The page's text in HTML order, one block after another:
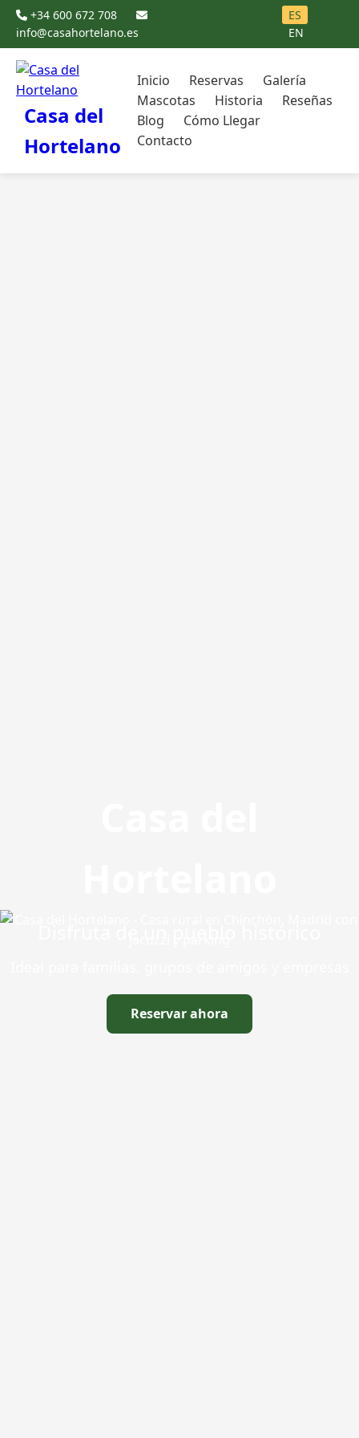
+34 600 672 708
info@casahortelano.es
ES
EN
Casa del
Hortelano
Inicio Reservas
Galería
Mascotas
Historia
Reseñas
Blog
Cómo Llegar
Contacto
Reservar ahora